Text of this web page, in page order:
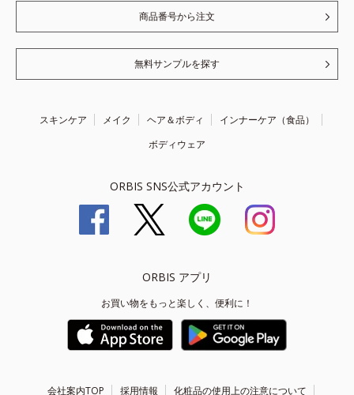
商品番号から注文
無料サンプルを探す
スキンケア メイク ヘア＆ボディ
インナーケア（食品）
ボディウェア
ORBIS SNS公式アカウント
ORBIS アプリ
お買い物をもっと楽しく、便利に！
会社案内TOP 採用情報 化粧品の使用上の注意について